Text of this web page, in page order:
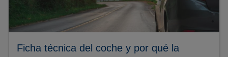
Ficha técnica del coche y por qué la